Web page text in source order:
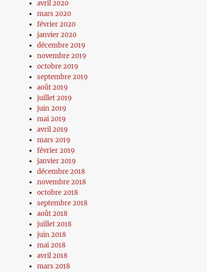
avril 2020
mars 2020
février 2020
janvier 2020
décembre 2019
novembre 2019
octobre 2019
septembre 2019
août 2019
juillet 2019
juin 2019
mai 2019
avril 2019
mars 2019
février 2019
janvier 2019
décembre 2018
novembre 2018
octobre 2018
septembre 2018
août 2018
juillet 2018
juin 2018
mai 2018
avril 2018
mars 2018